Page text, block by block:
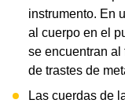
instrumento. En
al cuerpo en el
se encuentran
de trastes de
Las cuerdas de